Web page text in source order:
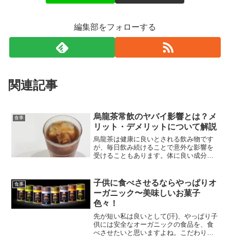
編集部をフォローする
関連記事
食事
烏龍茶常飲のヤバイ影響とは？メ
リット・デメリットについて解説
烏龍茶は健康に良いとされる飲み物です
が、毎日飲み続けることで意外な影響を
受けることもあります。体に良い成分が
め、正しい知識を持つことが大切です。
特に、食生活や体調に合わ...
食事
子供に食べさせるならやっぱりオ
ーガニック〜美味しいお菓子
色々！
先が短い私は良いとして(汗)、やっぱり子
供には安全なオーガニックの食品を、食
べさせたいと思いますよね。こだわりの